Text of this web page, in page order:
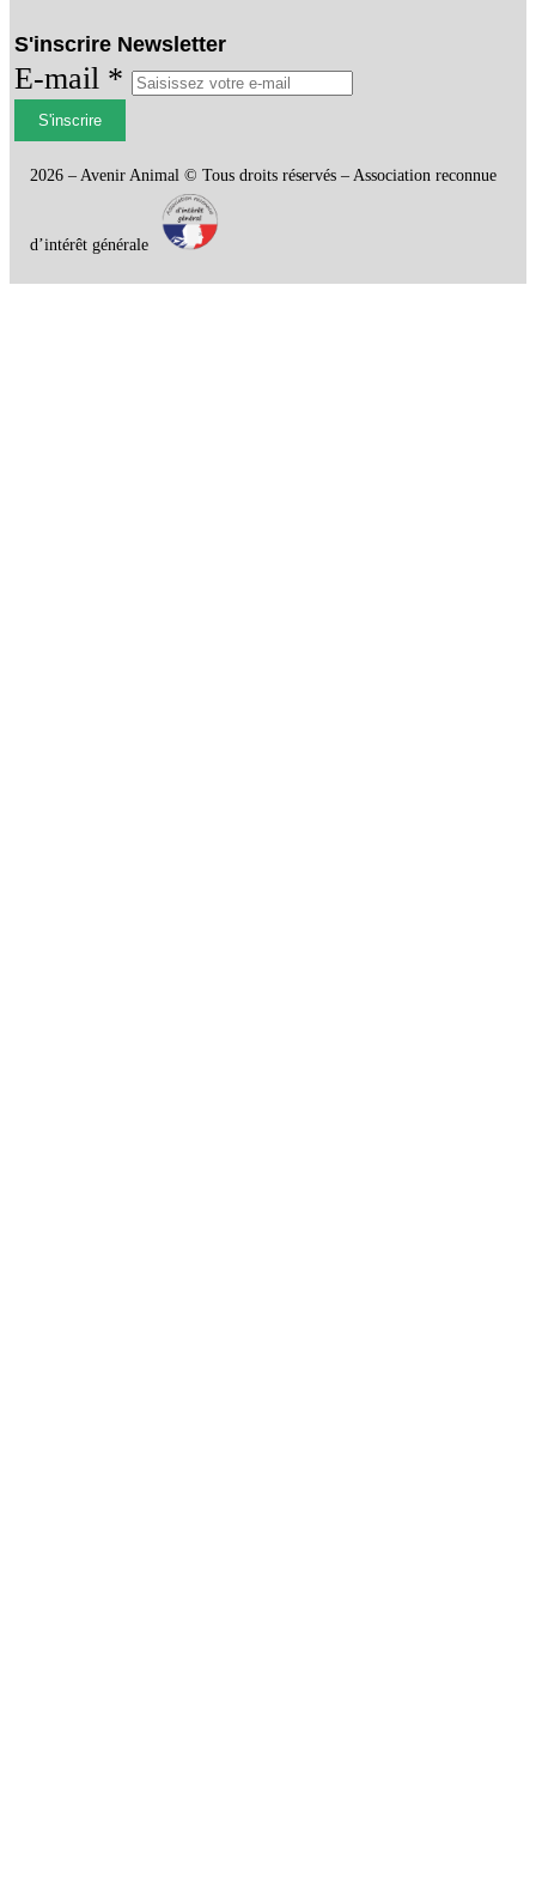
S'inscrire Newsletter
E-mail *
S'inscrire
2026 – Avenir Animal © Tous droits réservés – Association reconnue
d’intérêt générale